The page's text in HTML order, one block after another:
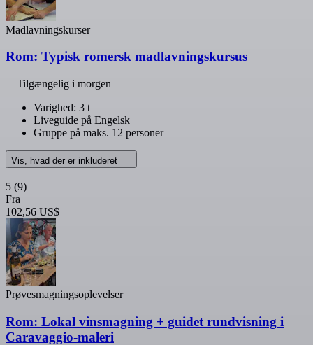
Madlavningskurser
Rom: Typisk romersk madlavningskursus
Tilgængelig i morgen
Varighed: 3 t
Liveguide på Engelsk
Gruppe på maks. 12 personer
Vis, hvad der er inkluderet
5 (9)
Fra
102,56 US$
Prøvesmagningsoplevelser
Rom: Lokal vinsmagning + guidet rundvisning i
Caravaggio-maleri